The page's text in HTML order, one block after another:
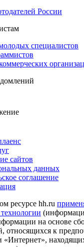
России
специалистов
сайтов
данных
соглашение
ресурсе hh.ru
на основе
относящихся к
«Интернет»,